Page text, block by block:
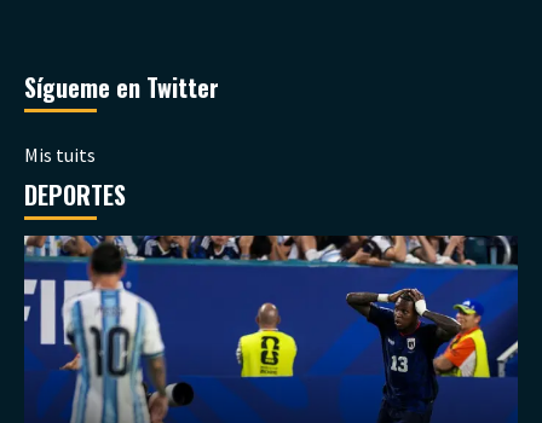
Sígueme en Twitter
Mis tuits
DEPORTES